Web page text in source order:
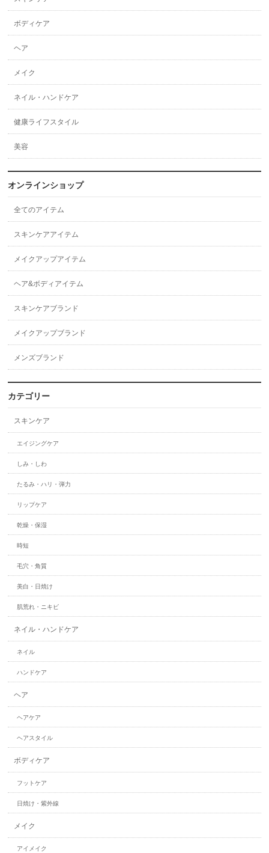
ボディケア
ヘア
メイク
ネイル・ハンドケア
健康ライフスタイル
美容
オンラインショップ
全てのアイテム
スキンケアアイテム
メイクアップアイテム
ヘア&ボディアイテム
スキンケアブランド
メイクアップブランド
メンズブランド
カテゴリー
スキンケア
エイジングケア
しみ・しわ
たるみ・ハリ・弾力
リップケア
乾燥・保湿
時短
毛穴・角質
美白・日焼け
肌荒れ・ニキビ
ネイル・ハンドケア
ネイル
ハンドケア
ヘア
ヘアケア
ヘアスタイル
ボディケア
フットケア
日焼け・紫外線
メイク
アイメイク